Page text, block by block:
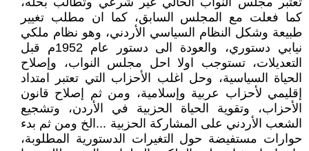
كما فعلت مع المجلس السابق، كما ان مطلب تغيير
طبيعة وشكل النظام السياسي الأردني، وهو نظام ملكي
نيابي دستوري، والعودة الى دستور عام 1952م قبل
التعديلات، تستوجب اولا احل مجلس النواب، وإصلاح
الحياة السياسية، وحل اغلب الأحزاب التي تعتبر امتداد
إقليمي لأحزاب عربية وإسلامية، ومن ثم إصلاح قانون
الأحزاب، وتقوية الحياة الحزبية في الأردن، وتشجيع
الشعب الأردني على المشاركة الحزبية ...الخ ومن ثم بدء
حوارات مستفيضة حول التغيرات الدستورية المطلوبة،